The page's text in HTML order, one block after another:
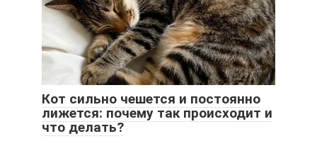
Кот сильно чешется и постоянно
лижется: почему так происходит и
что делать?